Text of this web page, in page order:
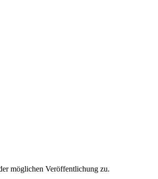
möglichen Veröffentlichung zu.